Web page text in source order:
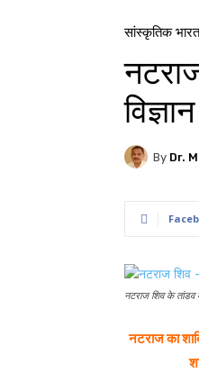
सांस्कृतिक भारत
विज्ञान
By Dr.
नटराज शिव के तांडव में
नटराज का